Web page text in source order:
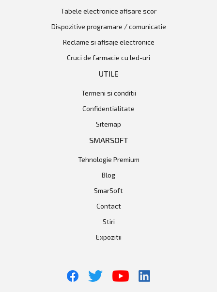
tabele electronice afisare scor
dispozitive programare / comunicatie
reclame si afisaje electronice
cruci de farmacie cu led-uri
UTILE
Termeni si conditii
Confidentialitate
Sitemap
SMARSOFT
Tehnologie Premium
Blog
SmarSoft
Contact
Stiri
Expozitii